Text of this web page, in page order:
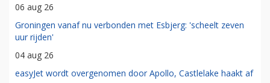
06 aug 26
Groningen vanaf nu verbonden met Esbjerg: 'scheelt zeven
uur rijden'
04 aug 26
easyJet wordt overgenomen door Apollo, Castlelake haakt af